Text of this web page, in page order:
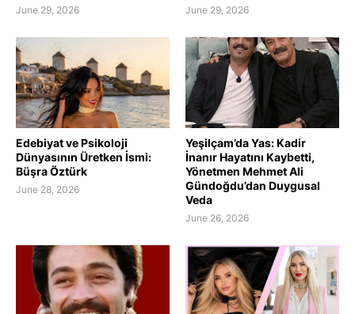
June 29, 2026 June 29, 2026
Edebiyat ve Psikoloji
Dünyasının Üretken İsmi:
Büşra Öztürk
June 28, 2026
Yeşilçam’da Yas: Kadir
İnanır Hayatını Kaybetti,
Yönetmen Mehmet Ali
Gündoğdu’dan Duygusal
Veda
June 26, 2026